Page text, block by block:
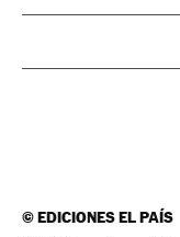
©EDICIONES EL PAÍS